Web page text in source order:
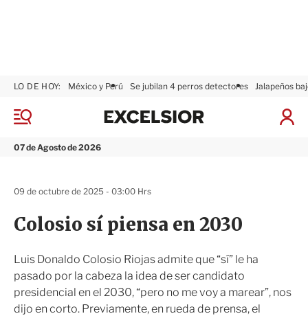
M
n
07 de Agosto de 2026
LO DE HOY: México y Perú Se jubilan 4 perros detectores Jalapeños
I
x
Colosio sí piensa en 2030
Luis Donaldo Colosio Riojas admite que “sí” le ha
pasado por la cabeza la idea de ser candidato
presidencial en el 2030, “pero no me voy a marear”, nos
dijo en corto. Previamente, en rueda de prensa, el
09 de octubre de 2025 - 03:00 Hrs